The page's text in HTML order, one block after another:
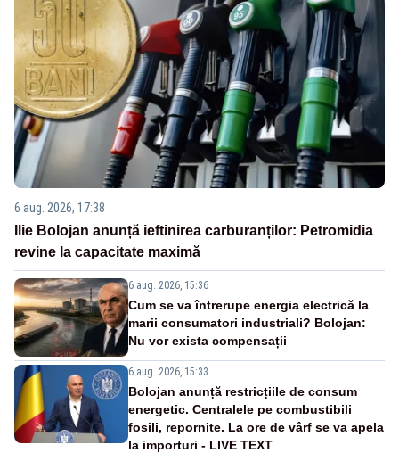
6 aug. 2026, 17:38
Ilie Bolojan anunță ieftinirea carburanților: Petromidia
revine la capacitate maximă
6 aug. 2026, 15:36
Cum se va întrerupe energia electrică la
marii consumatori industriali? Bolojan:
Nu vor exista compensații
6 aug. 2026, 15:33
Bolojan anunță restricțiile de consum
energetic. Centralele pe combustibili
fosili, repornite. La ore de vârf se va apela
la importuri - LIVE TEXT